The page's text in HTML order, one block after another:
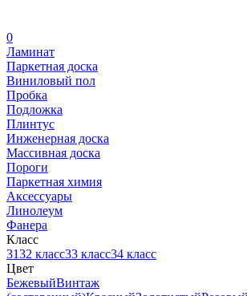
0
Ламинат
Паркетная доска
Виниловый пол
Пробка
Подложка
Плинтус
Инженерная доска
Массивная доска
Пороги
Паркетная химия
Аксессуары
Линолеум
Фанера
Класс
3132 класс33 класс34 класс
Цвет
БежевыйВинтаж